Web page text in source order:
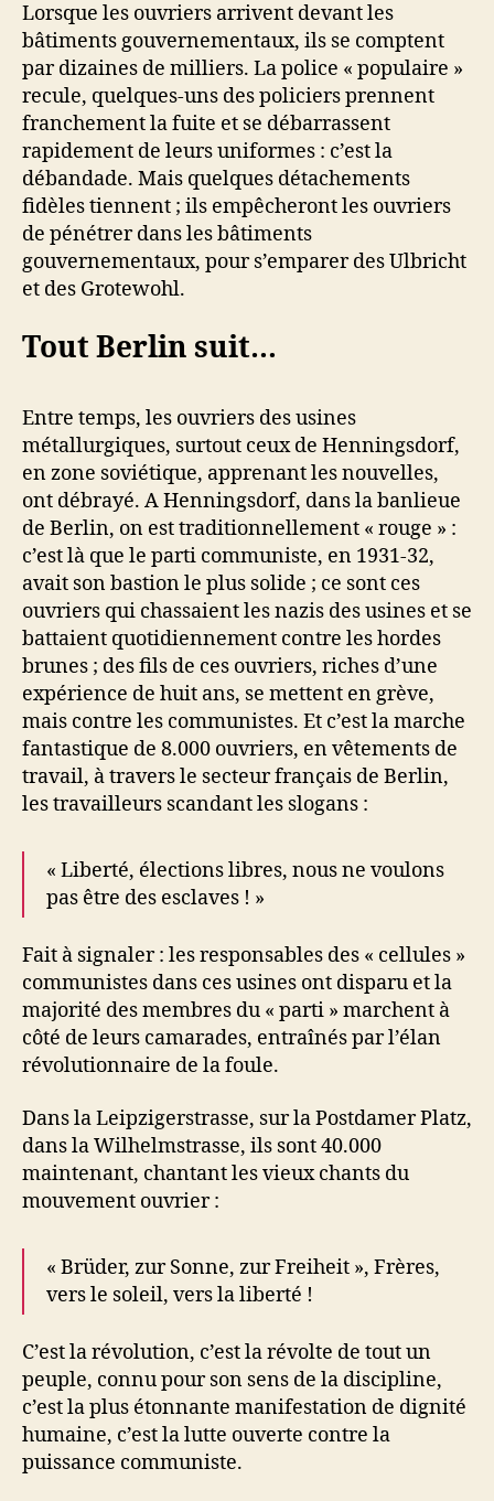
Lorsque les ouvriers arrivent devant les
bâtiments gouvernementaux, ils se comptent
par dizaines de milliers. La police « populaire »
recule, quelques-uns des policiers prennent
franchement la fuite et se débarrassent
rapidement de leurs uniformes : c’est la
débandade. Mais quelques détachements
fidèles tiennent ; ils empêcheront les ouvriers
de pénétrer dans les bâtiments
gouvernementaux, pour s’emparer des Ulbricht
et des Grotewohl.
Tout Berlin suit…
Entre temps, les ouvriers des usines
métallurgiques, surtout ceux de Henningsdorf,
en zone soviétique, apprenant les nouvelles,
ont débrayé. A Henningsdorf, dans la banlieue
de Berlin, on est traditionnellement « rouge » :
c’est là que le parti communiste, en 1931-32,
avait son bastion le plus solide ; ce sont ces
ouvriers qui chassaient les nazis des usines et se
battaient quotidiennement contre les hordes
brunes ; des fils de ces ouvriers, riches d’une
expérience de huit ans, se mettent en grève,
mais contre les communistes. Et c’est la marche
fantastique de 8.000 ouvriers, en vêtements de
travail, à travers le secteur français de Berlin,
les travailleurs scandant les slogans :
« Liberté, élections libres, nous ne voulons
pas être des esclaves ! »
Fait à signaler : les responsables des « cellules »
communistes dans ces usines ont disparu et la
majorité des membres du « parti » marchent à
côté de leurs camarades, entraînés par l’élan
révolutionnaire de la foule.
Dans la Leipzigerstrasse, sur la Postdamer Platz,
dans la Wilhelmstrasse, ils sont 40.000
maintenant, chantant les vieux chants du
mouvement ouvrier :
« Brüder, zur Sonne, zur Freiheit », Frères,
vers le soleil, vers la liberté !
C’est la révolution, c’est la révolte de tout un
peuple, connu pour son sens de la discipline,
c’est la plus étonnante manifestation de dignité
humaine, c’est la lutte ouverte contre la
puissance communiste.